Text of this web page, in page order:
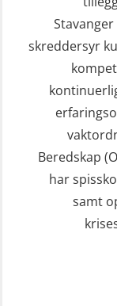
(OER105)
STCW
sjøfolk
STCW
båt
STCW
(MSE113)
STCW
skreddersyr
Beredskap
har
samt